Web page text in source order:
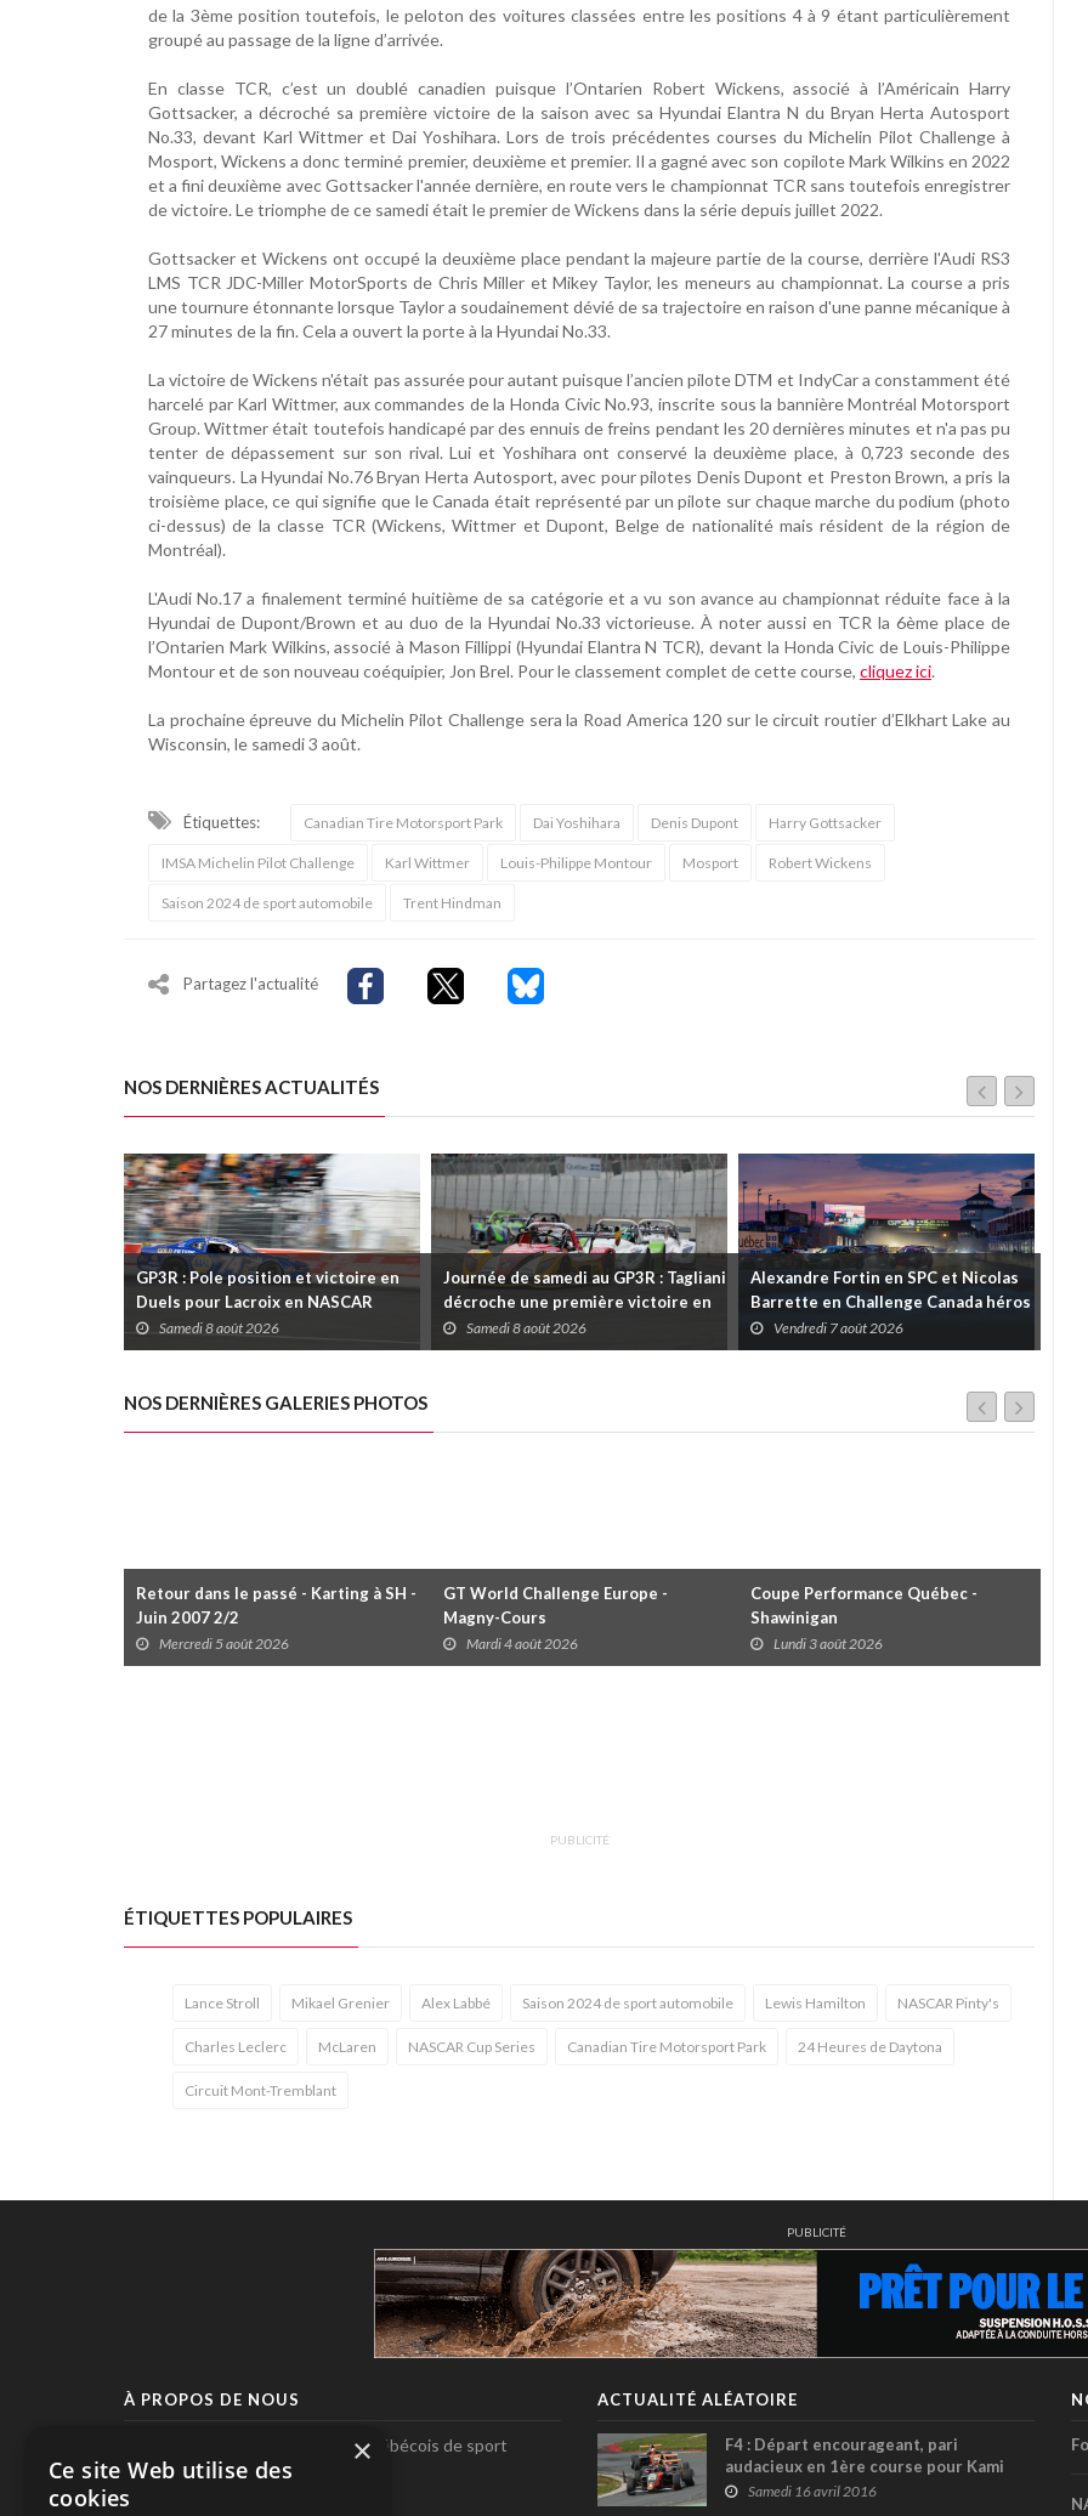
de la 3ème position toutefois, le peloton des voitures classées entre les positions 4 à 9 étant particulièrement
groupé au passage de la ligne d’arrivée.
En classe TCR, c’est un doublé canadien puisque l’Ontarien Robert Wickens, associé à l’Américain Harry
Gottsacker, a décroché sa première victoire de la saison avec sa Hyundai Elantra N du Bryan Herta Autosport
No.33, devant Karl Wittmer et Dai Yoshihara. Lors de trois précédentes courses du Michelin Pilot Challenge à
Mosport, Wickens a donc terminé premier, deuxième et premier. Il a gagné avec son copilote Mark Wilkins en 2022
et a fini deuxième avec Gottsacker l'année dernière, en route vers le championnat TCR sans toutefois enregistrer
de victoire. Le triomphe de ce samedi était le premier de Wickens dans la série depuis juillet 2022.
Gottsacker et Wickens ont occupé la deuxième place pendant la majeure partie de la course, derrière l'Audi RS3
LMS TCR JDC-Miller MotorSports de Chris Miller et Mikey Taylor, les meneurs au championnat. La course a pris
une tournure étonnante lorsque Taylor a soudainement dévié de sa trajectoire en raison d'une panne mécanique à
27 minutes de la fin. Cela a ouvert la porte à la Hyundai No.33.
La victoire de Wickens n'était pas assurée pour autant puisque l’ancien pilote DTM et IndyCar a constamment été
harcelé par Karl Wittmer, aux commandes de la Honda Civic No.93, inscrite sous la bannière Montréal Motorsport
Group. Wittmer était toutefois handicapé par des ennuis de freins pendant les 20 dernières minutes et n'a pas pu
tenter de dépassement sur son rival. Lui et Yoshihara ont conservé la deuxième place, à 0,723 seconde des
vainqueurs. La Hyundai No.76 Bryan Herta Autosport, avec pour pilotes Denis Dupont et Preston Brown, a pris la
troisième place, ce qui signifie que le Canada était représenté par un pilote sur chaque marche du podium (photo
ci-dessus) de la classe TCR (Wickens, Wittmer et Dupont, Belge de nationalité mais résident de la région de
Montréal).
L'Audi No.17 ​​a finalement terminé huitième de sa catégorie et a vu son avance au championnat réduite face à la
Hyundai de Dupont/Brown et au duo de la Hyundai No.33 victorieuse. À noter aussi en TCR la 6ème place de
l’Ontarien Mark Wilkins, associé à Mason Fillippi (Hyundai Elantra N TCR), devant la Honda Civic de Louis-Philippe
Montour et de son nouveau coéquipier, Jon Brel. Pour le classement complet de cette course, cliquez ici.
La prochaine épreuve du Michelin Pilot Challenge sera la Road America 120 sur le circuit routier d’Elkhart Lake au
Wisconsin, le samedi 3 août.
Étiquettes: Canadian Tire Motorsport Park Dai Yoshihara Denis Dupont Harry Gottsacker
IMSA Michelin Pilot Challenge Karl Wittmer Louis-Philippe Montour Mosport Robert Wickens
Saison 2024 de sport automobile Trent Hindman
Partagez l'actualité
NOS DERNIÈRES ACTUALITÉS
GP3R : Pole position et victoire en
Duels pour Lacroix en NASCAR
Canada; Camirand remporte l'autre
Duels
Samedi 8 août 2026
Journée de samedi au GP3R : Tagliani
décroche une première victoire en
Coupe Radical; des courses très
disputées dans toutes les séries
Samedi 8 août 2026
Alexandre Fortin en SPC et Nicolas
Barrette en Challenge Canada héros
des premières courses du week-end
au GP3R
Vendredi 7 août 2026
NOS DERNIÈRES GALERIES PHOTOS
Retour dans le passé - Karting à SH -
Juin 2007 2/2
Mercredi 5 août 2026
GT World Challenge Europe -
Magny-Cours
Mardi 4 août 2026
Coupe Performance Québec -
Shawinigan
Lundi 3 août 2026
PUBLICITÉ
ÉTIQUETTES POPULAIRES
Lance Stroll Mikael Grenier Alex Labbé Saison 2024 de sport automobile Lewis Hamilton NASCAR Pinty's
Charles Leclerc McLaren NASCAR Cup Series Canadian Tire Motorsport Park 24 Heures de Daytona
Circuit Mont-Tremblant
PUBLICITÉ
À PROPOS DE NOUS
Pole-Position, le seul magazine québécois de sport
automobile.
SUIVEZ-NOUS
ACTUALITÉ ALÉATOIRE
F4 : Départ encourageant, pari
audacieux en 1ère course pour Kami
Laliberté
Samedi 16 avril 2016
×
Ce site Web utilise des
cookies